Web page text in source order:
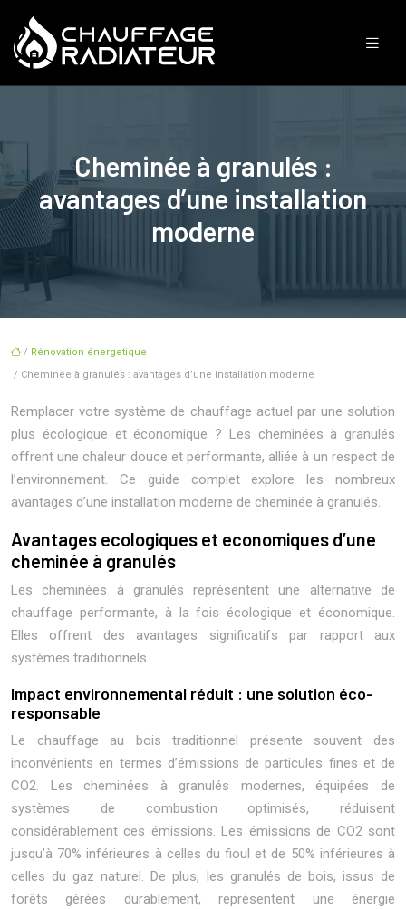
Cheminée à granulés :
avantages d’une installation
moderne
/ Rénovation énergetique
/ Cheminée à granulés : avantages d’une installation moderne
Remplacer votre système de chauffage actuel par une solution
plus écologique et économique ? Les cheminées à granulés
offrent une chaleur douce et performante, alliée à un respect de
l’environnement. Ce guide complet explore les nombreux
avantages d’une installation moderne de cheminée à granulés.
Avantages ecologiques et economiques d’une
cheminée à granulés
Les cheminées à granulés représentent une alternative de
chauffage performante, à la fois écologique et économique.
Elles offrent des avantages significatifs par rapport aux
systèmes traditionnels.
Impact environnemental réduit : une solution éco-
responsable
Le chauffage au bois traditionnel présente souvent des
inconvénients en termes d’émissions de particules fines et de
CO2. Les cheminées à granulés modernes, équipées de
systèmes de combustion optimisés, réduisent
considérablement ces émissions. Les émissions de CO2 sont
jusqu’à 70% inférieures à celles du fioul et de 50% inférieures à
celles du gaz naturel. De plus, les granulés de bois, issus de
forêts gérées durablement, représentent une énergie